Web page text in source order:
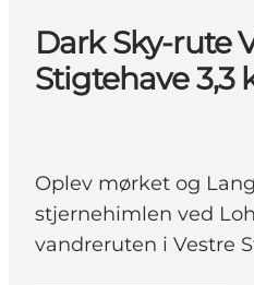
Dark Sky-rute
Stigtehave 3,3
Oplev mørket og
stjernehimlen ved
vandreruten i Vestre